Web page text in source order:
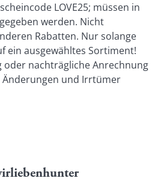
LOVE25; müssen in
werden. Nicht
Rabatten. Nur solange
ein ausgewähltes Sortiment!
oder nachträgliche Anrechnung
Änderungen und Irrtümer